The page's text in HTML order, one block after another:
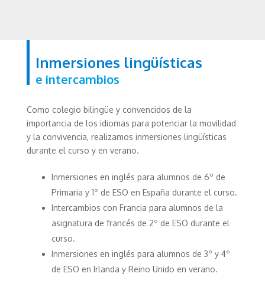
Inmersiones lingüísticas
e intercambios
Como colegio bilingüe y convencidos de la
importancia de los idiomas para potenciar la movilidad
y la convivencia, realizamos inmersiones lingüísticas
durante el curso y en verano.
Inmersiones en inglés para alumnos de 6º de
Primaria y 1º de ESO en España durante el curso.
Intercambios con Francia para alumnos de la
asignatura de francés de 2º de ESO durante el
curso.
Inmersiones en inglés para alumnos de 3º y 4º
de ESO en Irlanda y Reino Unido en verano.